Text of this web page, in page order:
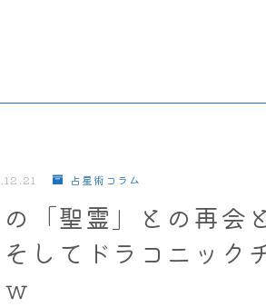
占星術コラム
「聖霊」との再会
してドラコニック